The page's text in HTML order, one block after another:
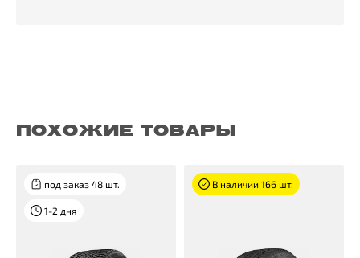
ПОХОЖИЕ ТОВАРЫ
под заказ 48 шт.
1-2 дня
В наличии 166 шт.